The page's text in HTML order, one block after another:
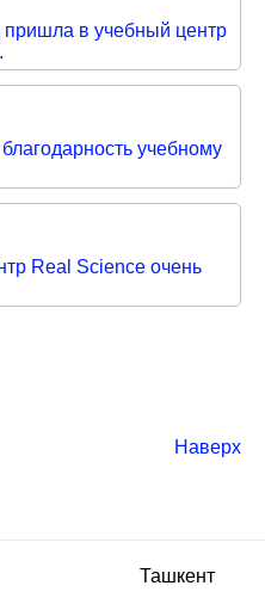
в учебный центр
учебному
Real Science очень
Наверх
Ташкент